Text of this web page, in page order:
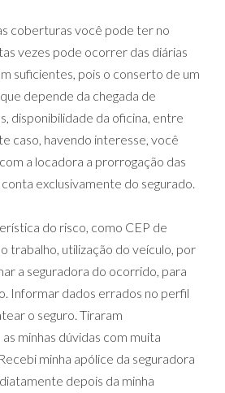
coberturas você pode ter no
vezes pode ocorrer das diárias
suficientes, pois o conserto de um
depende da chegada de
disponibilidade da oficina, entre
caso, havendo interesse, você
a locadora a prorrogação das
exclusivamente do segurado.
do risco, como CEP de
trabalho, utilização do veículo, por
a seguradora do ocorrido, para
Informar dados errados no perfil
o seguro. Tiraram
minhas dúvidas com muita
minha apólice da seguradora
depois da minha